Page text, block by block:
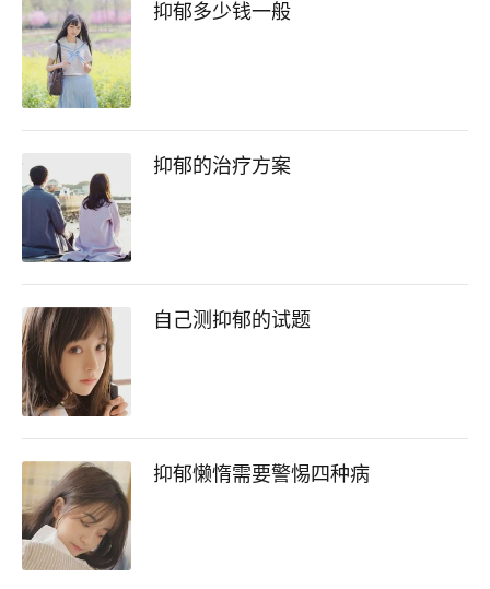
抑郁多少钱一般
抑郁的治疗方案
自己测抑郁的试题
抑郁懒惰需要警惕四种病